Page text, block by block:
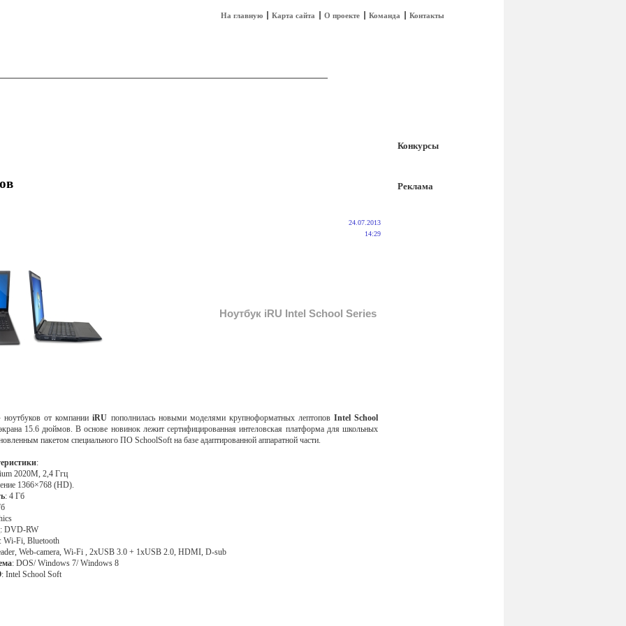
На главную Карта сайта О проекте Команда Контакты
Ноутбук iRU Intel School Series
24.07.2013
14:29
от компании iRU пополнилась новыми моделями крупноформатных лептоповIntel School
15.6 дюймов. В основе новинок лежит сертифицированная интеловская платформа для школьных
пакетом специального ПО SchoolSoft на базе адаптированной аппаратной части.
:
2020M, 2,4 Ггц
1366×768 (HD).
: 4 Гб
: DVD-RW
: Wi-Fi, Bluetooth
Web-camera, Wi-Fi , 2хUSB 3.0 + 1xUSB 2.0, HDMI, D-sub
: DOS/ Windows 7/ Windows 8
: Intel School Soft
Конкурсы
Реклама